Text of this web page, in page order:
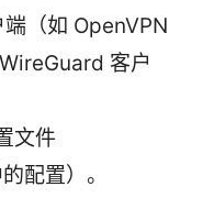
（如 OpenVPN
客户
文件
配置）。